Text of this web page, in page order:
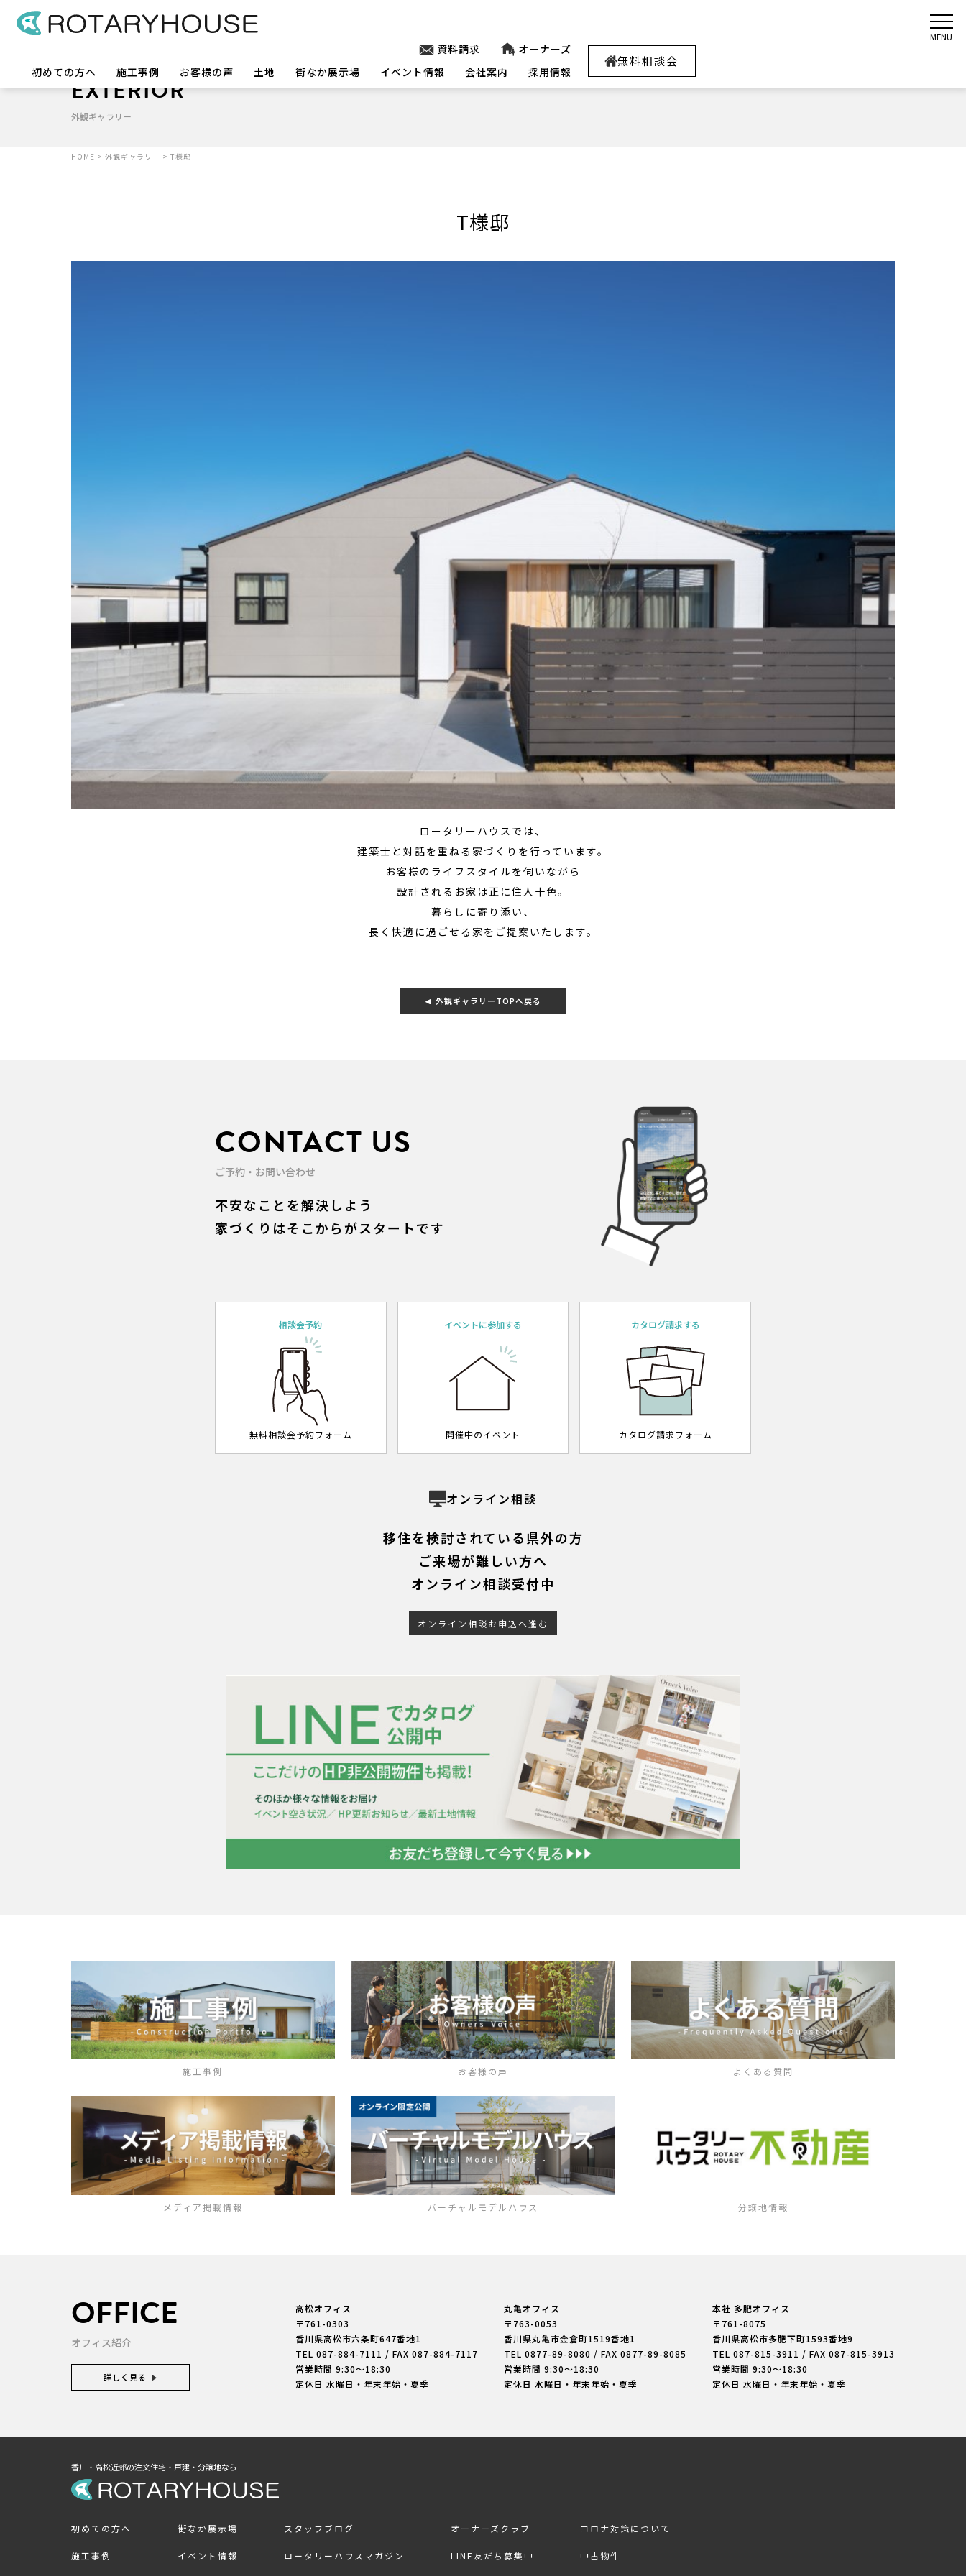
資料請求
オーナーズ
初めての方へ
施工事例 お客様の声 土地 街なか展示場 イベント情報 会社案内 採用情報
無料相談会
MENU
EXTERIOR
外観ギャラリー
HOME > 外観ギャラリー > T様邸
T様邸
ロータリーハウスでは、
建築士と対話を重ねる家づくりを行っています。
お客様のライフスタイルを伺いながら
設計されるお家は正に住人十色。
暮らしに寄り添い、
長く快適に過ごせる家をご提案いたします。
外観ギャラリーTOPへ戻る
CONTACT US
ご予約・お問い合わせ
不安なことを解決しよう
家づくりはそこからがスタートです
相談会予約
無料相談会予約フォーム
イベントに参加する
開催中のイベント
カタログ請求する
カタログ請求フォーム
オンライン相談
移住を検討されている県外の方
ご来場が難しい方へ
オンライン相談受付中
オンライン相談お申込へ進む
施工事例 お客様の声 よくある質問
メディア掲載情報 バーチャルモデルハウス 分譲地情報
OFFICE
オフィス紹介
詳しく見る
高松オフィス
〒761-0303
香川県高松市六条町647番地1
TEL087-884-7111 / FAX 087-884-7117
営業時間 9:30〜18:30
定休日 水曜日・年末年始・夏季
丸亀オフィス
〒763-0053
香川県丸亀市金倉町1519番地1
TEL0877-89-8080 / FAX 0877-89-8085
営業時間 9:30〜18:30
定休日 水曜日・年末年始・夏季
本社 多肥オフィス
〒761-8075
香川県高松市多肥下町1593番地9
TEL087-815-3911 / FAX 087-815-3913
営業時間 9:30〜18:30
定休日 水曜日・年末年始・夏季
香川・高松近郊の注文住宅・戸建・分譲地なら
初めての方へ
施工事例
街なか展示場
イベント情報
スタッフブログ
ロータリーハウスマガジン
オーナーズクラブ
LINE友だち募集中
コロナ対策について
中古物件